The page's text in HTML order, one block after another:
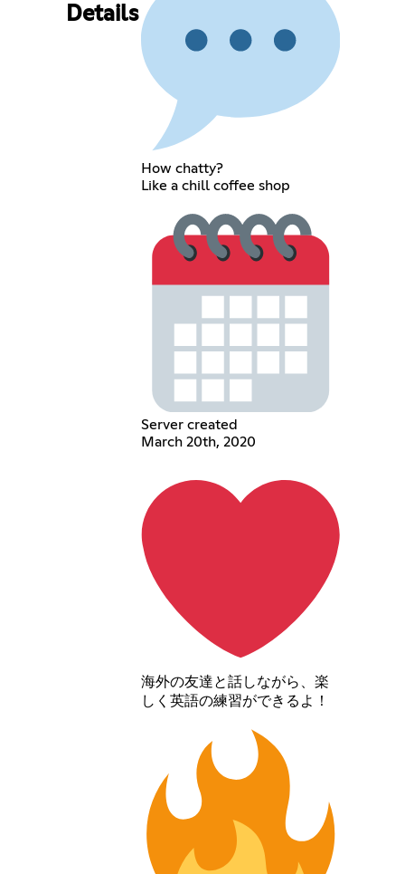
Details
How chatty?
Like a chill coffee shop
Server created
March 20th, 2020
海外の友達と話しながら、楽
しく英語の練習ができるよ！